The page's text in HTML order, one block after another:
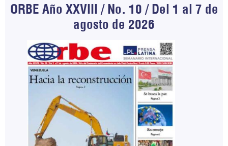
ORBE Año XXVIII / No. 10 / Del 1 al 7 de
agosto de 2026